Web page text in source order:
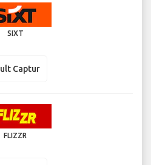
SIXT
Captur
FLIZZR